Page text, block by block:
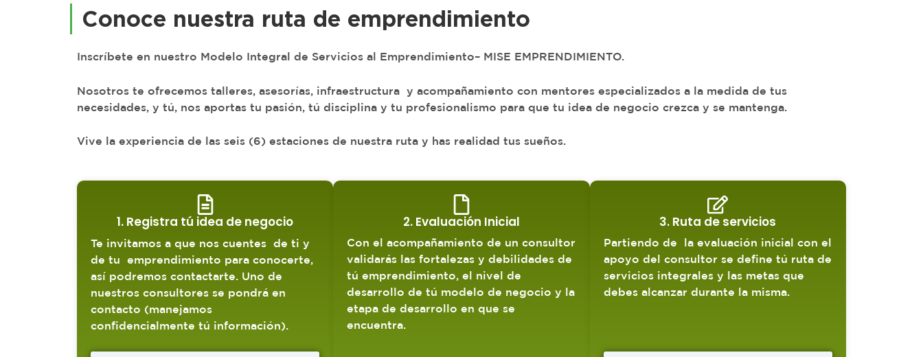
Conoce nuestra ruta de emprendimiento
Inscríbete en nuestro Modelo Integral de Servicios al Emprendimiento– MISE EMPRENDIMIENTO.
Nosotros te ofrecemos talleres, asesorías, infraestructura y acompañamiento con mentores especializados a la medida de tus
necesidades, y tú, nos aportas tu pasión, tú disciplina y tu profesionalismo para que tu idea de negocio crezca y se mantenga.
Vive la experiencia de las seis (6) estaciones de nuestra ruta y has realidad tus sueños.
1. Registra tú idea de negocio
Te invitamos a que nos cuentes de ti y
de tu
emprendimiento para conocerte,
así podremos contactarte. Uno de
nuestros consultores se pondrá en
contacto (manejamos
confidencialmente tú información).
2. Evaluación Inicial
Con el acompañamiento de un consultor
validarás las fortalezas y debilidades de
tú emprendimiento, el nivel de
desarrollo de tú modelo de negocio y la
etapa de desarrollo en que se
encuentra.
3. Ruta de servicios
Partiendo de
la evaluación inicial con el
apoyo del consultor se define tú ruta de
servicios integrales y las metas que
debes alcanzar durante la misma.